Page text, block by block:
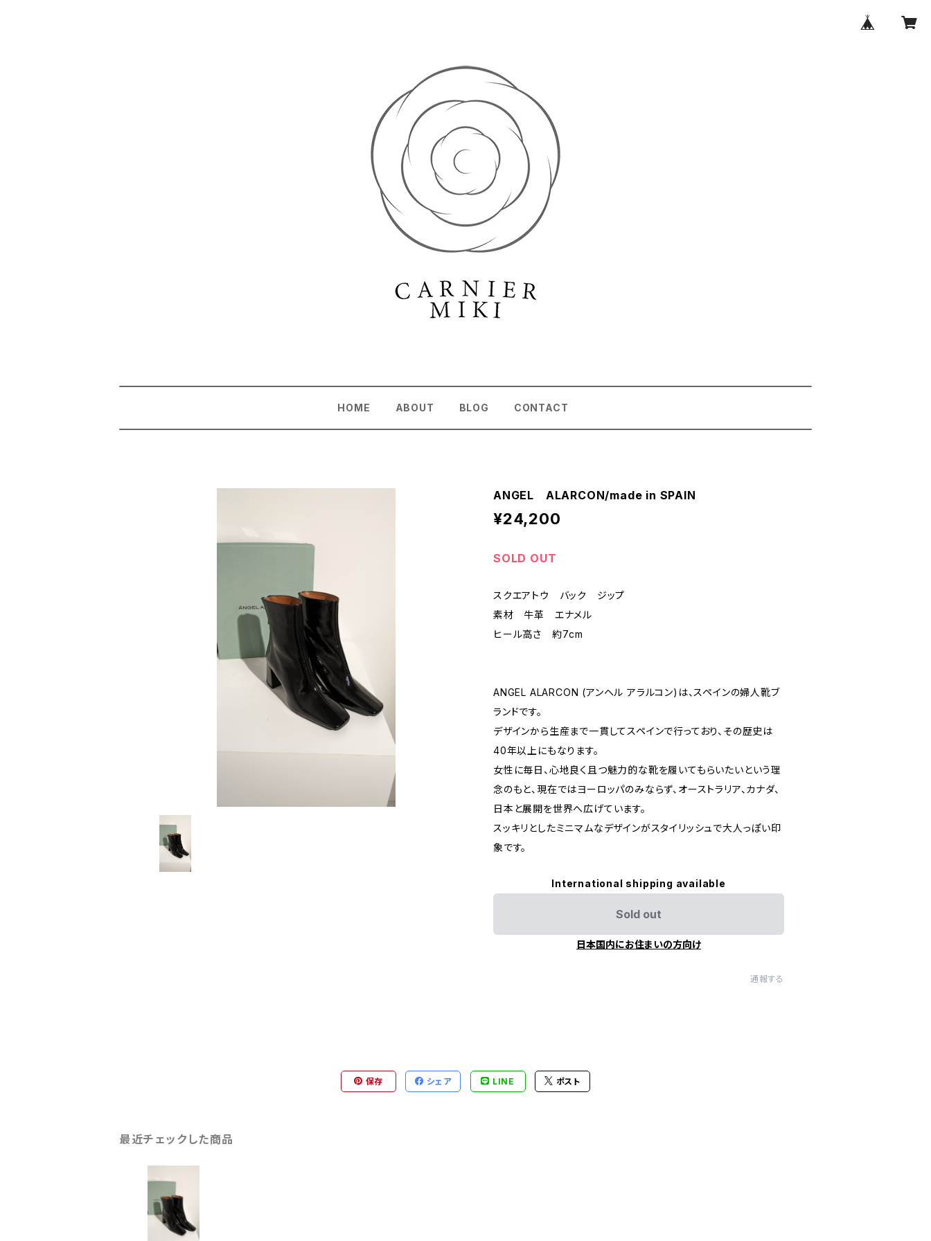
HOME ABOUT BLOG CONTACT
ANGEL ALARCON/made in SPAIN
¥24,200
SOLD OUT
スクエアトウ バック ジップ
素材 牛革 エナメル
ヒール高さ 約7cm
ANGEL ALARCON (アンヘル アラルコン)は、スペインの婦人靴ブ
ランドです。
デザインから生産まで一貫してスペインで行っており、その歴史は
40年以上にもなります。
女性に毎日、心地良く且つ魅力的な靴を履いてもらいたいという理
念のもと、現在ではヨーロッパのみならず、オーストラリア、カナダ、
日本と展開を世界へ広げています。
スッキリとしたミニマムなデザインがスタイリッシュで大人っぽい印
象です。
International shipping available
Sold out
日本国内にお住まいの方向け
通報する
保存 シェア LINE ポスト
最近チェックした商品